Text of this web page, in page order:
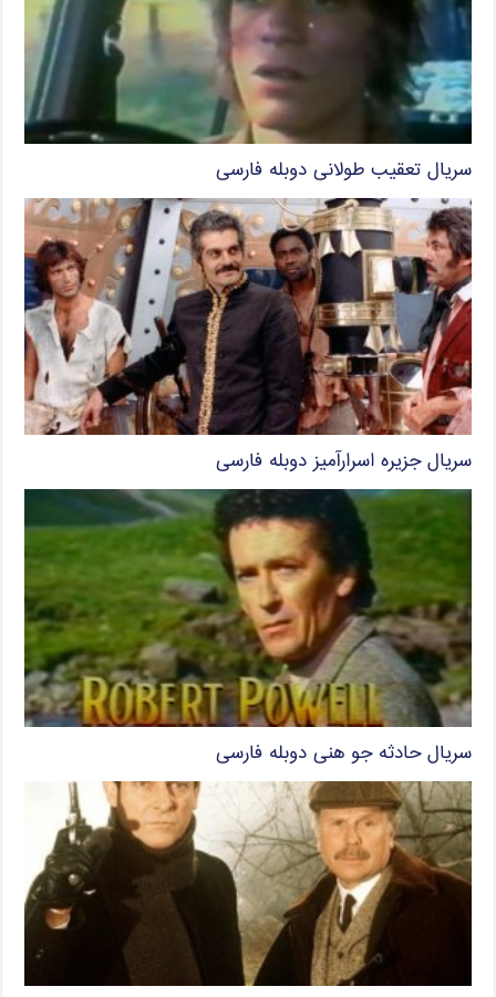
سریال تعقیب طولانی دوبله فارسی
سریال جزیره اسرارآمیز دوبله فارسی
سریال حادثه‌ جو هنی دوبله فارسی